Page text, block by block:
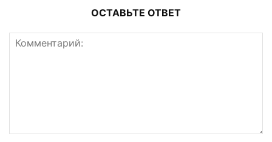
ОСТАВЬТЕ ОТВЕТ